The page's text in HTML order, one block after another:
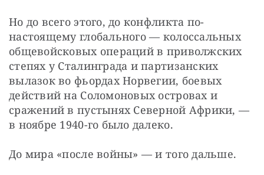
Но до всего этого, до конфликта по-
настоящему глобального — колоссальных
общевойсковых операций в приволжских
степях у Сталинграда и партизанских
вылазок во фьордах Норвегии, боевых
действий на Соломоновых островах и
сражений в пустынях Северной Африки, —
в ноябре 1940-го было далеко.
До мира «после войны» — и того дальше.